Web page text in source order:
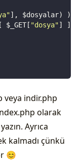
"],
$dosyalar) ){
$_GET[ "dosya"] ]
veya indir.php
olarak
Ayrıca
kalmadı çünkü
😊